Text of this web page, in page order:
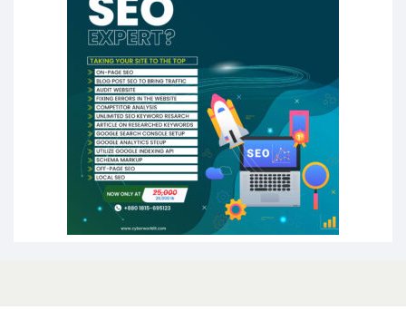
১৬ মে চাঁদপুর ও ২৫ মে ফেনী সফরে যাবেন প্রধানমন্ত্রী
উচ্চশিক্ষায় গৌরবময় অর্জন: পূর্ণ স্কলারশিপে যুক্তরাষ্ট্রে
পিএইচডি করছেন কুয়েটের কৃতি…
সারা দেশে বজ্রাঘাতে ১৪ জনের প্রাণহানি
কঠোর হচ্ছে এসএসসি ও এইচএসসি পরীক্ষা
ফরিদগঞ্জে আগুনে পুড়লো ৬ ব্যবসা প্রতিষ্ঠান